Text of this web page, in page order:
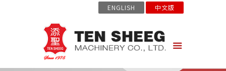
ENGLISH 中文版